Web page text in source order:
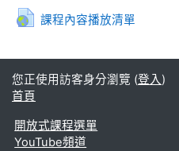
課程內容播放清單
網址
您正使用訪客身分瀏覽 (登入)
首頁
開放式課程選單
YouTube頻道